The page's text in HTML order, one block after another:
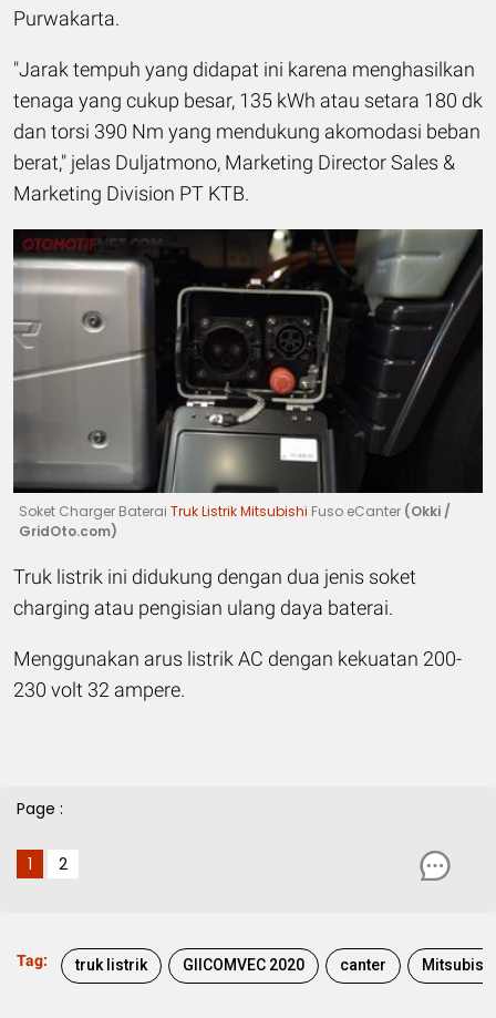
Purwakarta.
"Jarak tempuh yang didapat ini karena menghasilkan
tenaga yang cukup besar, 135 kWh atau setara 180 dk
dan torsi 390 Nm yang mendukung akomodasi beban
berat," jelas Duljatmono, Marketing Director Sales &
Marketing Division PT KTB.
Soket Charger Baterai Truk Listrik Mitsubishi Fuso eCanter (Okki /
GridOto.com)
Truk listrik ini didukung dengan dua jenis soket
charging atau pengisian ulang daya baterai.
Menggunakan arus listrik AC dengan kekuatan 200-
230 volt 32 ampere.
Page :
1 2
Tag: truk listrik GIICOMVEC 2020 canter